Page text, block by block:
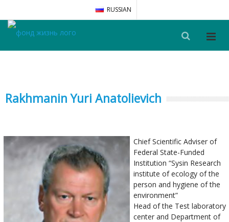
RUSSIAN
Rakhmanin Yuri Anatolievich
Chief Scientific Adviser of
Federal State-Funded
Institution “Sysin Research
institute of ecology of the
person and hygiene of the
environment”
Head of the Test laboratory
center and Department of